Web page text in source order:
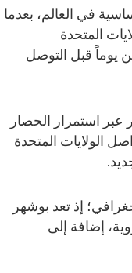
في العالم، بعدما
المتحدة
يوماً قبل التوصل
استمرار الحصار
الولايات المتحدة
إذ تعد بوشهر
إضافة إلى